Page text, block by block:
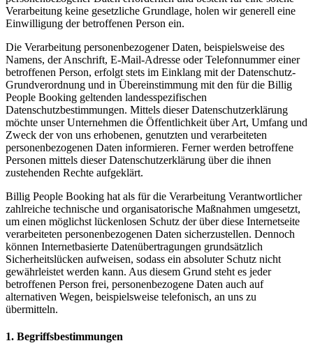
Verarbeitung keine gesetzliche Grundlage, holen wir generell eine
Einwilligung der betroffenen Person ein.
Die Verarbeitung personenbezogener Daten, beispielsweise des
Namens, der Anschrift, E-Mail-Adresse oder Telefonnummer einer
betroffenen Person, erfolgt stets im Einklang mit der Datenschutz-
Grundverordnung und in Übereinstimmung mit den für die Billig
People Booking geltenden landesspezifischen
Datenschutzbestimmungen. Mittels dieser Datenschutzerklärung
möchte unser Unternehmen die Öffentlichkeit über Art, Umfang und
Zweck der von uns erhobenen, genutzten und verarbeiteten
personenbezogenen Daten informieren. Ferner werden betroffene
Personen mittels dieser Datenschutzerklärung über die ihnen
zustehenden Rechte aufgeklärt.
Billig People Booking hat als für die Verarbeitung Verantwortlicher
zahlreiche technische und organisatorische Maßnahmen umgesetzt,
um einen möglichst lückenlosen Schutz der über diese Internetseite
verarbeiteten personenbezogenen Daten sicherzustellen. Dennoch
können Internetbasierte Datenübertragungen grundsätzlich
Sicherheitslücken aufweisen, sodass ein absoluter Schutz nicht
gewährleistet werden kann. Aus diesem Grund steht es jeder
betroffenen Person frei, personenbezogene Daten auch auf
alternativen Wegen, beispielsweise telefonisch, an uns zu
übermitteln.
1. Begriffsbestimmungen